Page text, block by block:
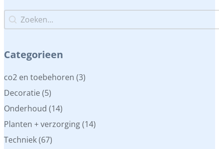
Zoeken...
Zoeken...
Categorieen
Categorieen
co2 en toebehoren (3)
Decoratie (5)
Onderhoud (14)
Planten + verzorging(14)
Techniek(67)